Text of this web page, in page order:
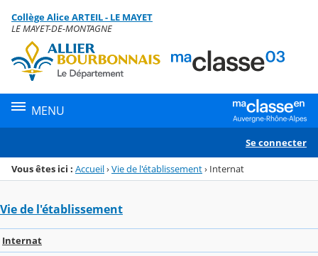
Menu de la rubrique
Contenu
Collège Alice ARTEIL - LE MAYET
LE MAYET-DE-MONTAGNE
MENU
Se connecter
Vous êtes ici : Accueil›Vie de l'établissement› Internat
Vie de l'établissement
Internat